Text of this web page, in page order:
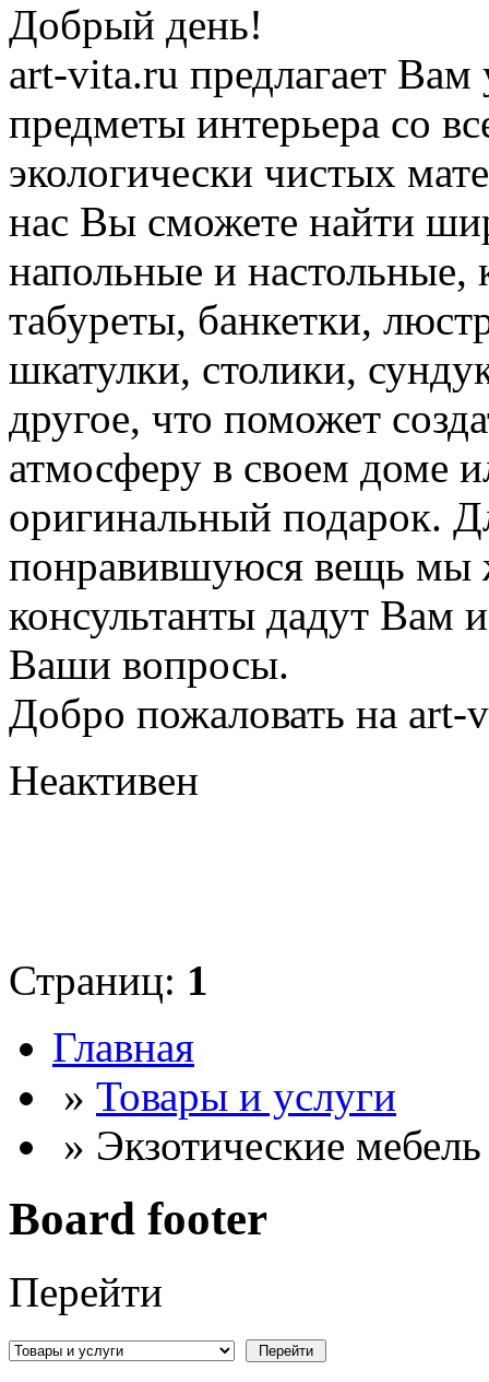
Добрый день!
art-vita.ru предлагает
предметы интерьера со
экологически чистых
нас Вы сможете найти
напольные и
табуреты, банкетки,
шкатулки, столики,
другое, что поможет
атмосферу в своем доме
оригинальный подарок.
понравившуюся вещь мы
консультанты дадут Вам
Ваши вопросы.
Добро пожаловать на art-
Неактивен
Страниц: 1
Главная
» Товары и услуги
» Экзотические
Board footer
Перейти